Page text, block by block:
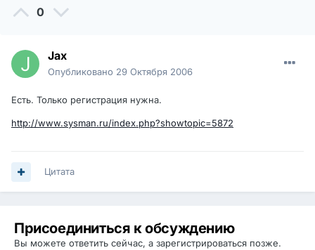
0
Jax
Опубликовано 29 Октября 2006
Есть. Только регистрация нужна.
http://www.sysman.ru/index.php?showtopic=5872
Цитата
Присоединиться к обсуждению
Вы можете ответить сейчас, а зарегистрироваться позже.